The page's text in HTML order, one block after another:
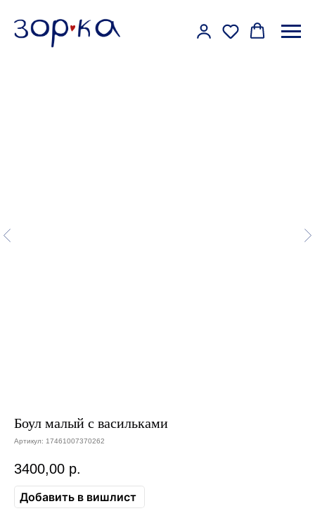
Боул малый с васильками
Артикул: 17461007370262
3400,00 р.
Добавить в вишлист